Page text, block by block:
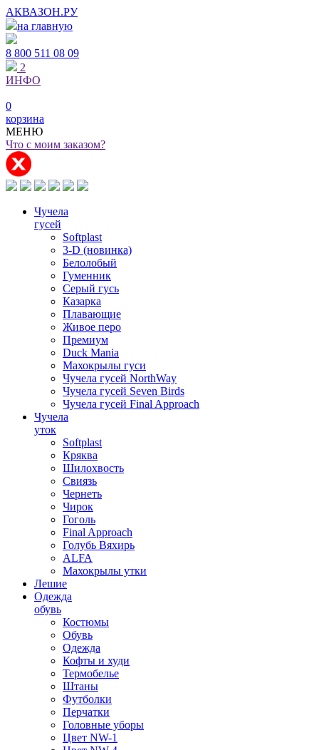
АКВАЗОН.РУ
на главную
8 800 511 08 09
2
ИНФО
0
корзина
МЕНЮ
Что с моим заказом?
Чучела
гусей
Softplast
3-D (новинка)
Белолобый
Гуменник
Серый гусь
Казарка
Плавающие
Живое перо
Премиум
Duck Mania
Махокрылы гуси
Чучела гусей NorthWay
Чучела гусей Seven Birds
Чучела гусей Final Approach
Чучела
уток
Softplast
Кряква
Шилохвость
Свиязь
Чернеть
Чирок
Гоголь
Final Approach
Голубь Вяхирь
ALFA
Махокрылы утки
Лешие
Одежда
обувь
Костюмы
Обувь
Одежда
Кофты и худи
Термобелье
Штаны
Футболки
Перчатки
Головные уборы
Цвет NW-1